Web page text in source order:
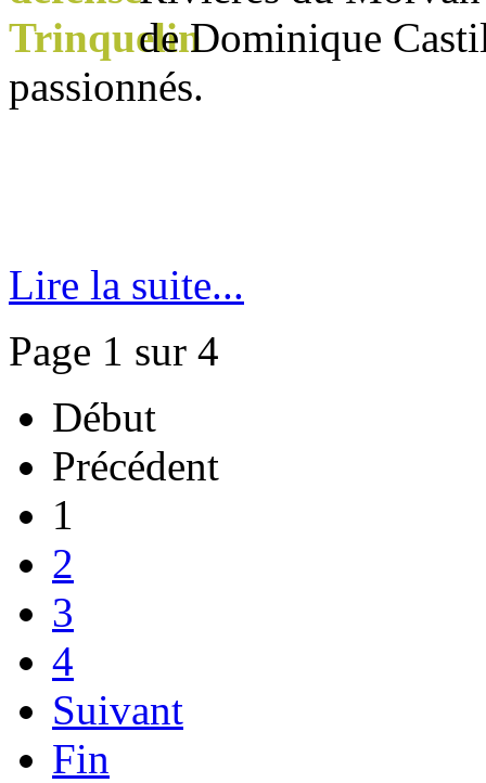
de Dominique
passionnés.
Lire la suite...
Page 1 sur 4
Début
Précédent
1
2
3
4
Suivant
Fin